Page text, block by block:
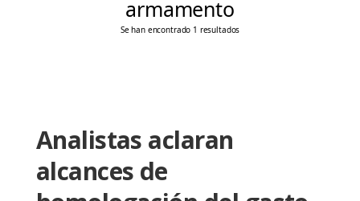
armamento
Se han encontrado 1 resultados
Analistas aclaran
alcances de